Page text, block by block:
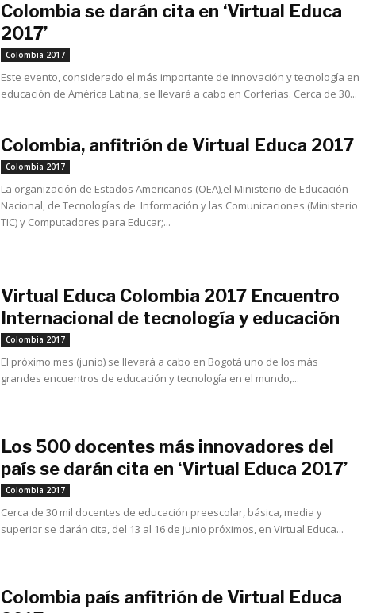
Colombia se darán cita en ‘Virtual Educa
2017’
Colombia 2017
Este evento, considerado el más importante de innovación y tecnología en
educación de América Latina, se llevará a cabo en Corferias. Cerca de 30...
Colombia, anfitrión de Virtual Educa 2017
Colombia 2017
La organización de Estados Americanos (OEA),el Ministerio de Educación
Nacional, de Tecnologías de Información y las Comunicaciones (Ministerio
TIC) y Computadores para Educar;...
Virtual Educa Colombia 2017 Encuentro
Internacional de tecnología y educación
Colombia 2017
El próximo mes (junio) se llevará a cabo en Bogotá uno de los más
grandes encuentros de educación y tecnología en el mundo,...
Los 500 docentes más innovadores del
país se darán cita en ‘Virtual Educa 2017’
Colombia 2017
Cerca de 30 mil docentes de educación preescolar, básica, media y
superior se darán cita, del 13 al 16 de junio próximos, en Virtual Educa...
Colombia país anfitrión de Virtual Educa